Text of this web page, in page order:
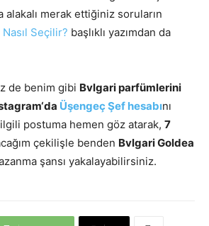
alakalı merak ettiğiniz soruların
Seçilir? başlıklı yazımdan da
de benim gibi Bvlgari parfümlerini
‘da Üşengeç Şef hesabını
postuma hemen göz atarak, 7
çekilişle benden Bvlgari Goldea
şansı yakalayabilirsiniz.